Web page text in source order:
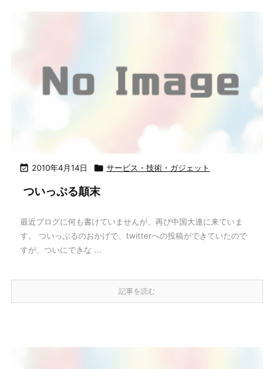
 2010年4月14日  サービス・技術・ガジェット
ついっぷる顛末
最近ブログに何も書けていませんが、再び中国大連に来ていま
す。 ついっぷるのおかげで、twitterへの投稿ができていたので
すが、ついにできな ...
記事を読む